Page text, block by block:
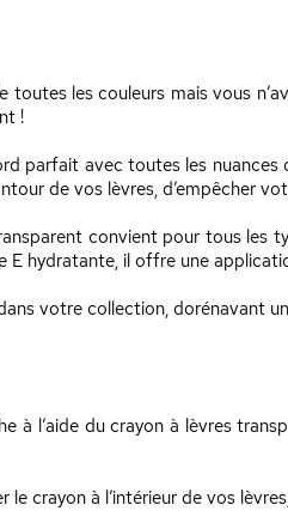
toutes les couleurs mais vous
!
parfait avec toutes les nuances
de vos lèvres, d’empêcher
convient pour tous les
E hydratante, il offre une
votre collection, dorénavant
à l’aide du crayon à lèvres
le crayon à l’intérieur de vos